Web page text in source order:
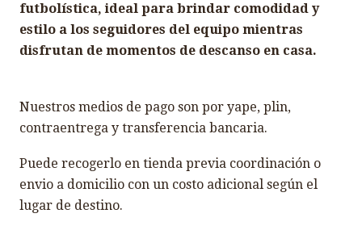
futbolística, ideal para brindar comodidad y
estilo a los seguidores del equipo mientras
disfrutan de momentos de descanso en casa.
Nuestros medios de pago son por yape, plin,
contraentrega y transferencia bancaria.
Puede recogerlo en tienda previa coordinación o
envio a domicilio con un costo adicional según el
lugar de destino.